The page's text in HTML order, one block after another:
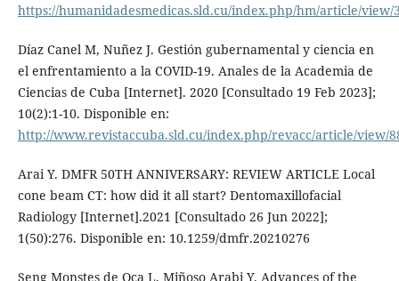
https://humanidadesmedicas.sld.cu/index.php/hm/article/view/
Díaz Canel M, Nuñez J. Gestión gubernamental y ciencia en
el enfrentamiento a la COVID-19. Anales de la Academia de
Ciencias de Cuba [Internet]. 2020 [Consultado 19 Feb 2023];
10(2):1-10. Disponible en:
http://www.revistaccuba.sld.cu/index.php/revacc/article/view/
Arai Y. DMFR 50TH ANNIVERSARY: REVIEW ARTICLE Local
cone beam CT: how did it all start? Dentomaxillofacial
Radiology [Internet].2021 [Consultado 26 Jun 2022];
1(50):276. Disponible en: 10.1259/dmfr.20210276
Seng Monstes de Oca L, Miñoso Arabi Y. Advances of the